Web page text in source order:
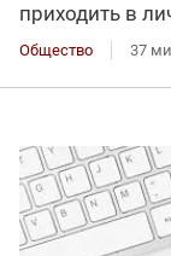
приходить в
Общество 37